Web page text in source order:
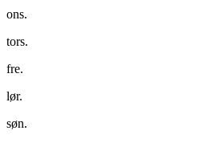
ons.
tors.
fre.
lør.
søn.